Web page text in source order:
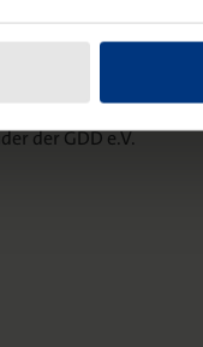
der GDD e.V.